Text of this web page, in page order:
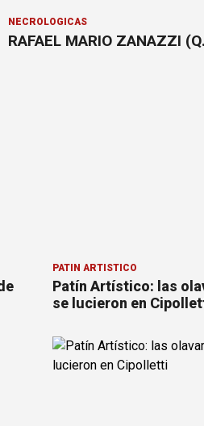
NECROLÓGICAS
RAFAEL MARIO ZANAZZI
PATÍN ARTÍSTICO
Patín Artístico: las
se lucieron en